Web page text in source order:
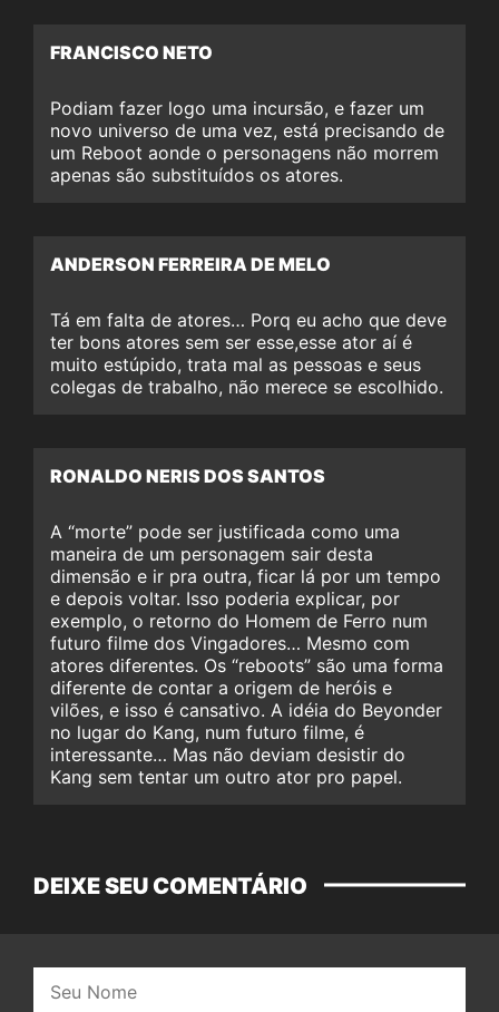
FRANCISCO NETO
Podiam fazer logo uma incursão, e fazer um
novo universo de uma vez, está precisando de
um Reboot aonde o personagens não morrem
apenas são substituídos os atores.
ANDERSON FERREIRA DE MELO
Tá em falta de atores… Porq eu acho que deve
ter bons atores sem ser esse,esse ator aí é
muito estúpido, trata mal as pessoas e seus
colegas de trabalho, não merece se escolhido.
RONALDO NERIS DOS SANTOS
A “morte” pode ser justificada como uma
maneira de um personagem sair desta
dimensão e ir pra outra, ficar lá por um tempo
e depois voltar. Isso poderia explicar, por
exemplo, o retorno do Homem de Ferro num
futuro filme dos Vingadores… Mesmo com
atores diferentes. Os “reboots” são uma forma
diferente de contar a origem de heróis e
vilões, e isso é cansativo. A idéia do Beyonder
no lugar do Kang, num futuro filme, é
interessante… Mas não deviam desistir do
Kang sem tentar um outro ator pro papel.
DEIXE SEU COMENTÁRIO